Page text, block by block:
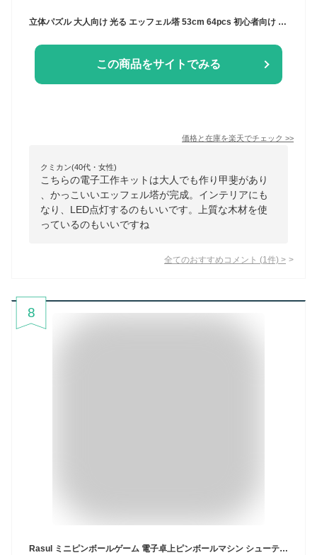
立体パズル 大人向け 光る エッフェル塔 53cm 64pcs 初心者向け led 点灯 4 モード インテリア装飾 手作りキット 木製 電子工作キット 組み立てクラフト クリスマス 誕生日 プレゼント
この商品をサイトでみる
価格と在庫を楽天でチェック >>
クミカン(40代・女性)
こちらの電子工作キットは大人でも作り甲斐があり
、かっこいいエッフェル塔が完成。インテリアにも
なり、LED点灯するのもいいです。上質な木材を使
っているのもいいですね
全てのおすすめコメント (1 件) >
8
Rasul ミニピンボールゲーム 電子卓上ピンボールマシン シューティングトイ 屋内ゲームルーム ライトとスコアキーパー付き デスクトップボールゲーム レトロ ノスタルジア アーケードマシン 子供/大人向け